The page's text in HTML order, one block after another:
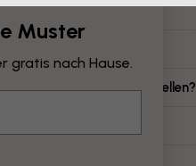
meinem eigenen Bild erstellen?
montieren?
Muster
gratis nach Hause.